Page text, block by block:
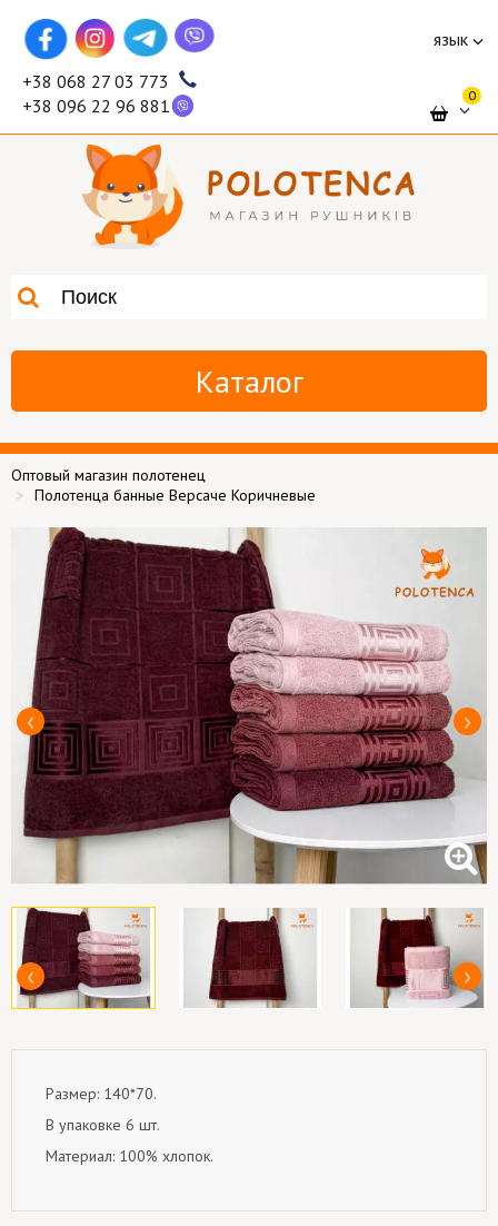
язык
+38 068 27 03 773
+38 096 22 96 881
0
Каталог
Оптовый магазин полотенец
Полотенца банные Версаче Коричневые
Размер: 140*70.
В упаковке 6 шт.
Материал: 100% хлопок.